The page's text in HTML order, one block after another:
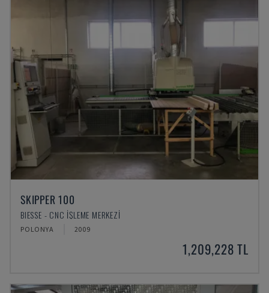
SKIPPER 100
BIESSE - CNC İŞLEME MERKEZI
POLONYA 2009
1,209,228 TL